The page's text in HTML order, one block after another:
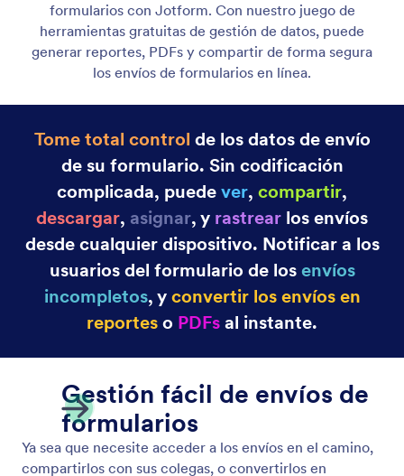
Analítica de Formularios
Aproveche mejor sus datos con analítica de
formularios. Utilice la herramienta integrada de
Jotform o conecte con apps de terceros como
de su encuesta, cuestionario, y sus envíos.